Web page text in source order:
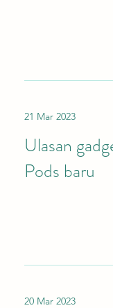
21 Mar 2023
Ulasan
Pods baru
20 Mar 2023